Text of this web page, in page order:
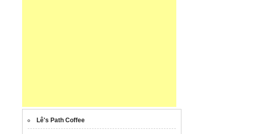
Lê's Path Coffee